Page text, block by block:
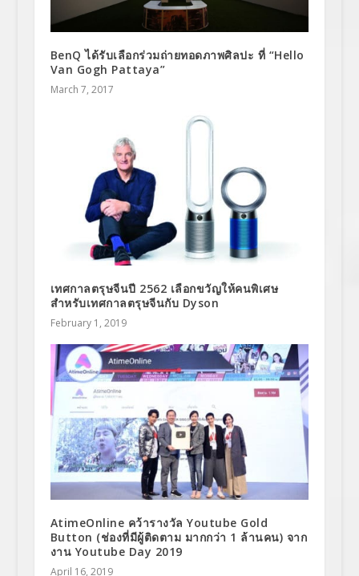
BenQ ได้รับเลือกร่วมถ่ายทอดภาพศิลปะ ที่ “Hello
Van Gogh Pattaya”
March 7, 2017
เทศกาลตรุษจีนปี 2562 เลือกขวัญให้คนพิเศษ
สำหรับเทศกาลตรุษจีนกับ Dyson
February 1, 2019
AtimeOnline คว้ารางวัล Youtube Gold
Button (ช่องที่มีผู้ติดตาม มากกว่า 1 ล้านคน) จาก
งาน Youtube Day 2019
April 16, 2019